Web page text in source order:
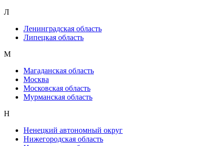
Л
Ленинградская область
Липецкая область
М
Магаданская область
Москва
Московская область
Мурманская область
Н
Ненецкий автономный округ
Нижегородская область